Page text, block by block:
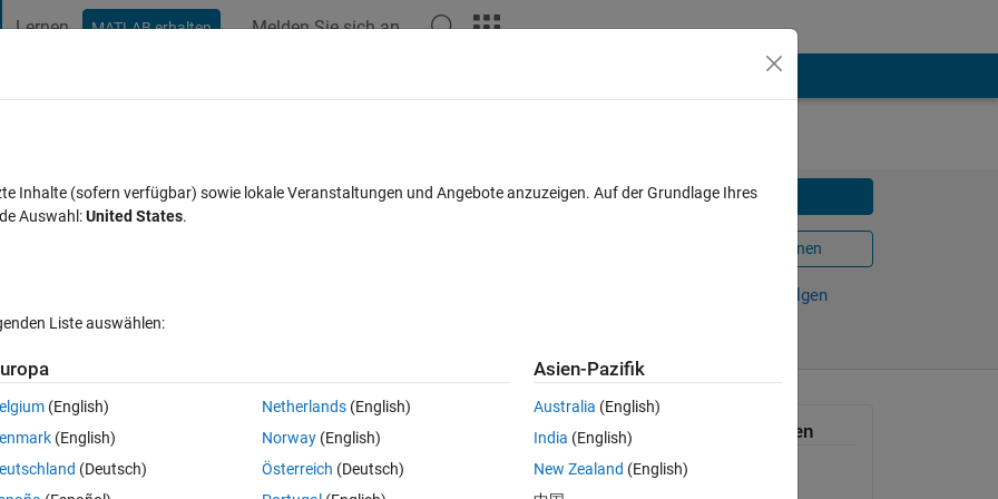
Lernen MATLAB erhalten Melden Sie sich an
MTL parser Herunterladen
In MATLAB Online öffnen
Verfolgen
file, which contains metadata information for the dataset. MTL file is usually
from USGS.
of imagery.
Allgemeine Informationen
Version 1.0.0.0
Inhalte (sofern verfügbar) sowie lokale Veranstaltungen und Angebote anzuzeigen. Auf der Grundlage Ihres
Auswahl:United States.
Liste auswählen:
(English)
(English)
(Deutsch)
Netherlands(English)
Norway(English)
Österreich (Deutsch)
Asien-Pazifik
Australia (English)
India (English)
New Zealand (English)